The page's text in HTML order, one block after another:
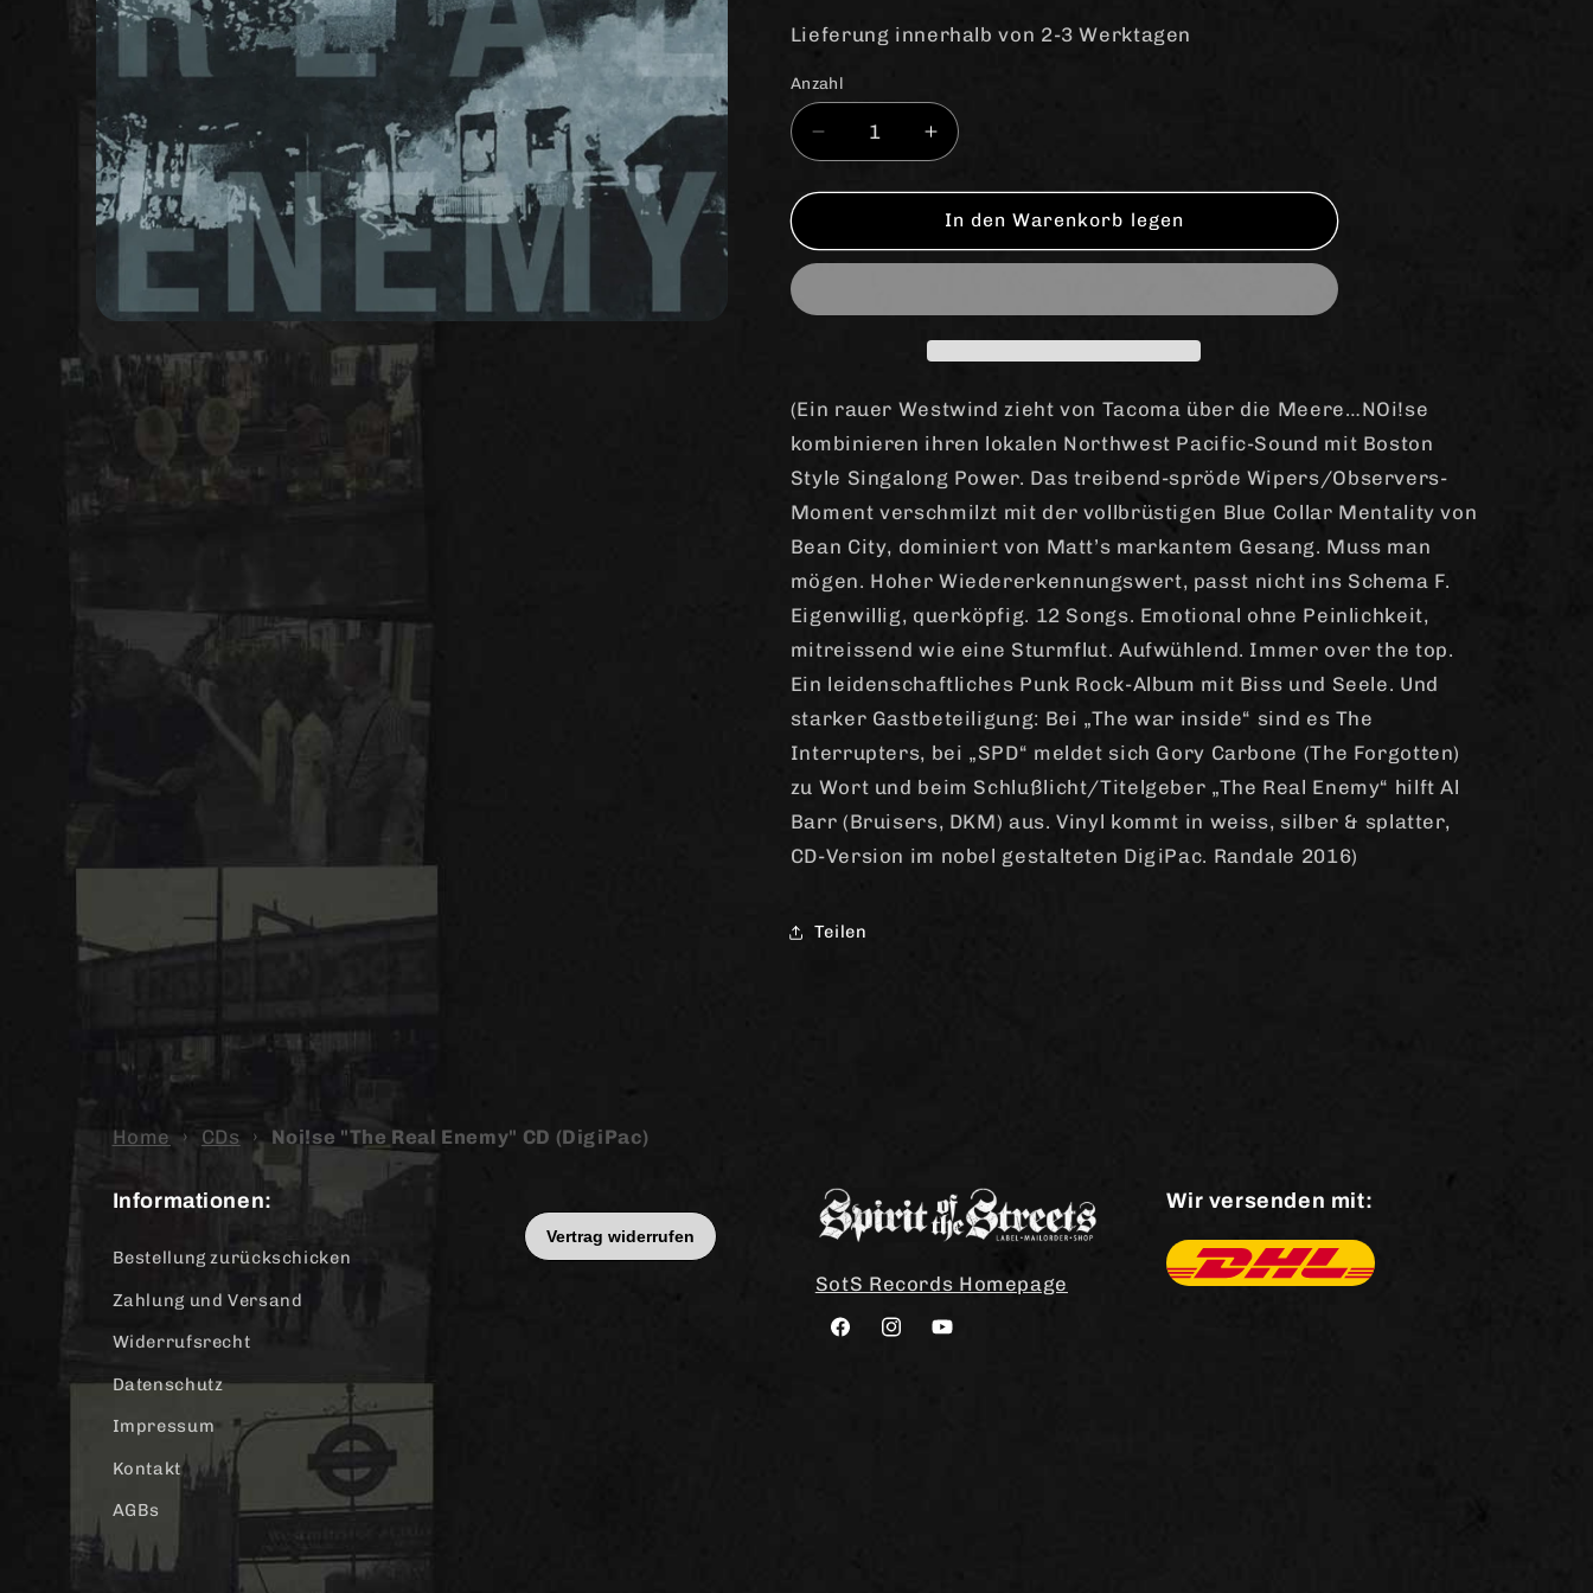
Lieferung innerhalb von 2-3 Werktagen
Anzahl
Anzahl
Verringere
die
Menge
Noi!se
Erhöhe
die
Menge
für
Noi!se
In den Warenkorb legen
(Ein rauer Westwind zieht von Tacoma über die Meere…NOi!se
kombinieren ihren lokalen Northwest Pacific-Sound mit Boston
Style Singalong Power. Das treibend-spröde Wipers/Observers-
Moment verschmilzt mit der vollbrüstigen Blue Collar Mentality von
Bean City, dominiert von Matt’s markantem Gesang. Muss man
mögen. Hoher Wiedererkennungswert, passt nicht ins Schema F.
Eigenwillig, querköpfig. 12 Songs. Emotional ohne Peinlichkeit,
mitreissend wie eine Sturmflut. Aufwühlend. Immer over the top.
Ein leidenschaftliches Punk Rock-Album mit Biss und Seele. Und
starker Gastbeteiligung: Bei „The war inside“ sind es The
Interrupters, bei „SPD“ meldet sich Gory Carbone (The Forgotten)
zu Wort und beim Schlußlicht/Titelgeber „The Real Enemy“ hilft Al
Barr (Bruisers, DKM) aus. Vinyl kommt in weiss, silber & splatter,
CD-Version im nobel gestalteten DigiPac. Randale 2016)
Teilen
Home › CDs › Noi!se "The Real Enemy" CD (DigiPac)
Informationen:
Bestellung zurückschicken
Zahlung und Versand
Widerrufsrecht
Datenschutz
Impressum
Kontakt
AGBs
SotS Records Homepage
FacebookInstagramYouTube
Wir versenden mit: